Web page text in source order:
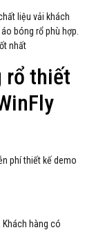
liệu vải khách
bóng rổ phù hợp.
nhất
rổ thiết
phí thiết kế demo
hàng có